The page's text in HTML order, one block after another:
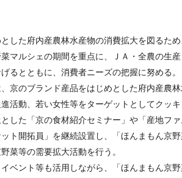
した府内産農林水産物の消費拡大を図るた
マルシェの期間を重点に、ＪＡ・全農の生
るとともに、消費者ニーズの把握に努める。
京のブランド産品をはじめとした府内産農
活動、若い女性等をターゲットとしてクッ
した「京の食材紹介セミナー」や「産地ファ
ト開拓員」を継続設置し、「ほんまもん京
菜等の需要拡大活動を行う。
ベント等も活用しながら、「ほんまもん京